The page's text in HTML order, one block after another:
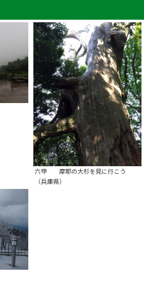
六甲 摩耶の大杉を見に行こう
（兵庫県）